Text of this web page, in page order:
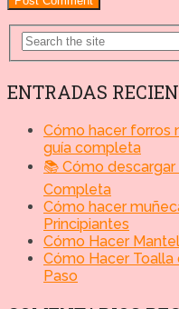
ENTRADAS
Cómo hacer forros
guía completa
📚 Cómo
Completa
Cómo hacer
Principiantes
Cómo Hacer
Cómo Hacer Toalla
Paso